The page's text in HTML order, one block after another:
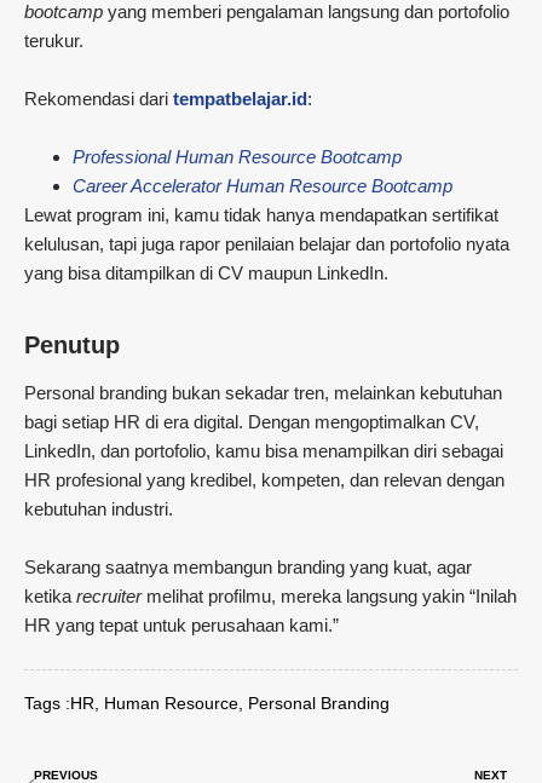
bootcamp yang memberi pengalaman langsung dan portofolio
terukur.
Rekomendasi dari tempatbelajar.id:
Professional Human Resource Bootcamp
Career Accelerator Human Resource Bootcamp
Lewat program ini, kamu tidak hanya mendapatkan sertifikat
kelulusan, tapi juga rapor penilaian belajar dan portofolio nyata
yang bisa ditampilkan di CV maupun LinkedIn.
Penutup
Personal branding bukan sekadar tren, melainkan kebutuhan
bagi setiap HR di era digital. Dengan mengoptimalkan CV,
LinkedIn, dan portofolio, kamu bisa menampilkan diri sebagai
HR profesional yang kredibel, kompeten, dan relevan dengan
kebutuhan industri.
Sekarang saatnya membangun branding yang kuat, agar
ketika recruitermelihat profilmu, mereka langsung yakin “Inilah
HR yang tepat untuk perusahaan kami.”
Tags :HR Human Resource Personal Branding
PREVIOUS NEXT